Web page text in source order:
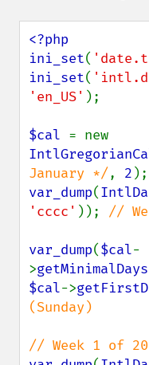
<?php
ini_set(
ini_set(
'en_US' );
$cal
January */, 2
var_dump(
'cccc' )); //
var_dump($cal-
>
$cal->
(Sunday)